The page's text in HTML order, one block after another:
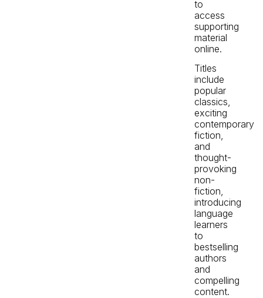
to
access
supporting
material
online.
Titles
include
popular
classics,
exciting
contemporary
fiction,
and
thought-
provoking
non-
fiction,
introducing
language
learners
to
bestselling
authors
and
compelling
content.